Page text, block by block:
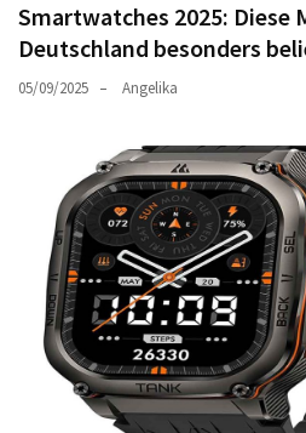
Smartwatches 2025: Diese
Deutschland besonders
05/09/2025 Angelika